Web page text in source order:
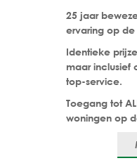
25 jaar
ervaring op
Identieke
maar inclusief
top-service.
Toegang tot
woningen op